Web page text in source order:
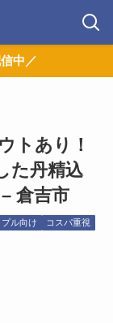
中／
トあり！
た丹精込
倉吉市
プル向け コスパ重視